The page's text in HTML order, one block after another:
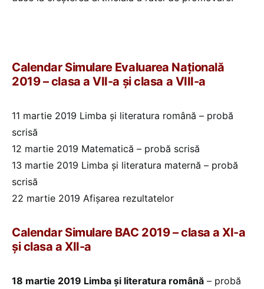
Calendar Simulare Evaluarea Națională
2019 – clasa a VII-a și clasa a VIII-a
11 martie 2019 Limba şi literatura română – probă
scrisă
12 martie 2019 Matematică – probă scrisă
13 martie 2019 Limba şi literatura maternă – probă
scrisă
22 martie 2019 Afișarea rezultatelor
Calendar Simulare BAC 2019 – clasa a XI-a
și clasa a XII-a
18 martie 2019 Limba şi literatura română – probă